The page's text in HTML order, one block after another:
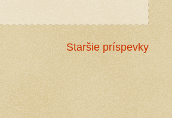
Staršie príspevky